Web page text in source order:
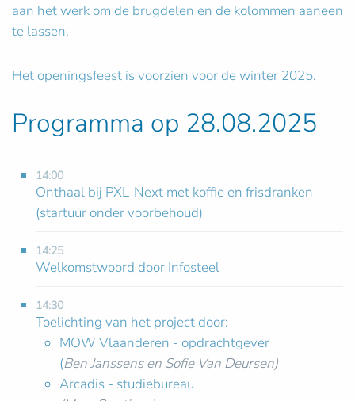
aan het werk om de brugdelen en de kolommen aaneen
te lassen.
Het openingsfeest is voorzien voor de winter 2025.
Programma op 28.08.2025
14:00
Onthaal bij PXL-Next met koffie en frisdranken
(startuur onder voorbehoud)
14:25
Welkomstwoord door Infosteel
14:30
Toelichting van het project door:
MOW Vlaanderen - opdrachtgever
(Ben Janssens en Sofie Van Deursen)
Arcadis - studiebureau